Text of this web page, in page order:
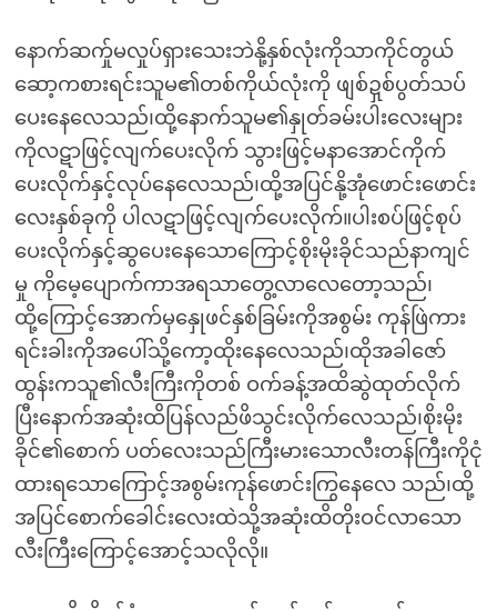
နောက်ဆက်ှုမလှုပ်ရှားသေးဘဲနို့နှစ်လုံးကိုသာကိုင်တွယ်
ဆော့ကစားရင်းသူမ၏တစ်ကိုယ်လုံးကို ဖျစ်ဍှစ်ပွတ်သပ်
ပေးနေလေသည်၊ထို့နောက်သူမ၏နှုတ်ခမ်းပါးလေးများ
ကိုလဋာဖြင့်လျက်ပေးလိုက် သွားဖြင့်မနာအောင်ကိုက်
ပေးလိုက်နှင့်လုပ်နေလေသည်၊ထို့အပြင်နို့အုံဖောင်းဖောင်း
လေးနှစ်ခုကို ပါလဋာဖြင့်လျက်ပေးလိုက်။ပါးစပ်ဖြင့်စုပ်
ပေးလိုက်နှင့်ဆွပေးနေသောကြောင့်စိုးမိုးခိုင်သည်နာကျင်
မှု ကိုမေ့ပျောက်ကာအရသာတွေ့လာလေတော့သည်၊
ထို့ကြောင့်အောက်မှနှေုဖင်နှစ်ခြမ်းကိုအစွမ်း ကုန်ဖြဲကား
ရင်းခါးကိုအပေါ်သို့ကော့ထိုးနေလေသည်၊ထိုအခါဇော်
ထွန်းကသူ၏လီးကြီးကိုတစ် ဝက်ခန့်အထိဆွဲထုတ်လိုက်
ပြီးနောက်အဆုံးထိပြန်လည်ဖိသွင်းလိုက်လေသည်၊စိုးမိုး
ခိုင်၏စောက် ပတ်လေးသည်ကြီးမားသောလီးတန်ကြီးကိုငုံ
ထားရသောကြောင့်အစွမ်းကုန်ဖောင်းကြွနေလေ သည်၊ထို့
အပြင်စောက်ခေါင်းလေးထဲသို့အဆုံးထိတိုးဝင်လာသော
လီးကြီးကြောင့်အောင့်သလိုလို။